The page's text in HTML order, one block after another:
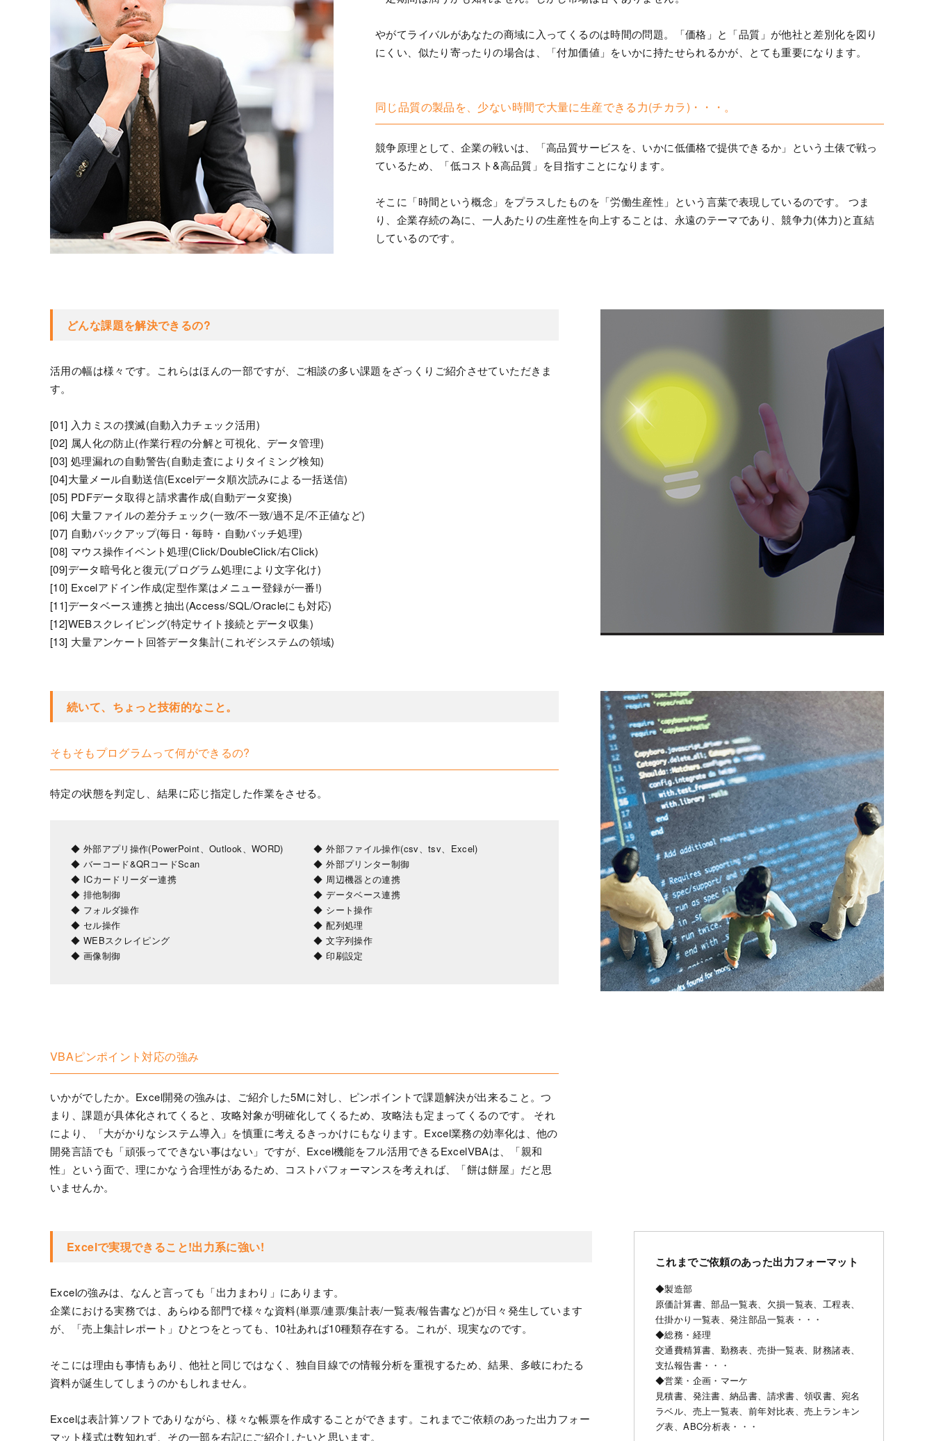
やがてライバルがあなたの商域に入ってくるのは時間の問題。「価格」と「品質」が他社と差別化を図り
にくい、似たり寄ったりの場合は、「付加価値」をいかに持たせられるかが、とても重要になります。
同じ品質の製品を、少ない時間で大量に生産できる力(チカラ)・・・。
競争原理として、企業の戦いは、「高品質サービスを、いかに低価格で提供できるか」という土俵で戦っ
ているため、「低コスト&高品質」を目指すことになります。
そこに「時間という概念」をプラスしたものを「労働生産性」という言葉で表現しているのです。 つま
り、企業存続の為に、一人あたりの生産性を向上することは、永遠のテーマであり、競争力(体力)と直結
しているのです。
どんな課題を解決できるの?
活用の幅は様々です。これらはほんの一部ですが、ご相談の多い課題をざっくりご紹介させていただきま
す。
[01] 入力ミスの撲滅(自動入力チェック活用)
[02] 属人化の防止(作業行程の分解と可視化、データ管理)
[03] 処理漏れの自動警告(自動走査によりタイミング検知)
[04]大量メール自動送信(Excelデータ順次読みによる一括送信)
[05] PDFデータ取得と請求書作成(自動データ変換)
[06] 大量ファイルの差分チェック(一致/不一致/過不足/不正値など)
[07] 自動バックアップ(毎日・毎時・自動バッチ処理)
[08] マウス操作イベント処理(Click/DoubleClick/右Click)
[09]データ暗号化と復元(プログラム処理により文字化け)
[10] Excelアドイン作成(定型作業はメニュー登録が一番!)
[11]データベース連携と抽出(Access/SQL/Oracleにも対応)
[12]WEBスクレイピング(特定サイト接続とデータ収集)
[13] 大量アンケート回答データ集計(これぞシステムの領域)
続いて、ちょっと技術的なこと。
そもそもプログラムって何ができるの?
特定の状態を判定し、結果に応じ指定した作業をさせる。
◆ 外部アプリ操作(PowerPoint、Outlook、WORD)
◆ 外部ファイル操作(csv、tsv、Excel)
◆ バーコード&QRコードScan
◆ 外部プリンター制御
◆ ICカードリーダー連携
◆ 周辺機器との連携
◆ 排他制御
◆ データベース連携
◆ フォルダ操作
◆ シート操作
◆ セル操作
◆ 配列処理
◆ WEBスクレイピング
◆ 文字列操作
◆ 画像制御
◆ 印刷設定
VBAピンポイント対応の強み
いかがでしたか。Excel開発の強みは、ご紹介した5Mに対し、ピンポイントで課題解決が出来ること。つ
まり、課題が具体化されてくると、攻略対象が明確化してくるため、攻略法も定まってくるのです。 それ
により、「大がかりなシステム導入」を慎重に考えるきっかけにもなります。Excel業務の効率化は、他の
開発言語でも「頑張ってできない事はない」ですが、Excel機能をフル活用できるExcelVBAは、「親和
性」という面で、理にかなう合理性があるため、コストパフォーマンスを考えれば、「餅は餅屋」だと思
いませんか。
Excelで実現できること!出力系に強い!
Excelの強みは、なんと言っても「出力まわり」にあります。
企業における実務では、あらゆる部門で様々な資料(単票/連票/集計表/一覧表/報告書など)が日々発生しています
が、「売上集計レポート」ひとつをとっても、10社あれば10種類存在する。これが、現実なのです。
そこには理由も事情もあり、他社と同じではなく、独自目線での情報分析を重視するため、結果、多岐にわたる
資料が誕生してしまうのかもしれません。
Excelは表計算ソフトでありながら、様々な帳票を作成することができます。これまでご依頼のあった出力フォー
マット様式は数知れず、その一部を右記にご紹介したいと思います。
これまでご依頼のあった出力フォーマット
◆製造部
原価計算書、部品一覧表、欠損一覧表、工程表、
仕掛かり一覧表、発注部品一覧表・・・
◆総務・経理
交通費精算書、勤務表、売掛一覧表、財務諸表、
支払報告書・・・
◆営業・企画・マーケ
見積書、発注書、納品書、請求書、領収書、宛名
ラベル、売上一覧表、前年対比表、売上ランキン
グ表、ABC分析表・・・